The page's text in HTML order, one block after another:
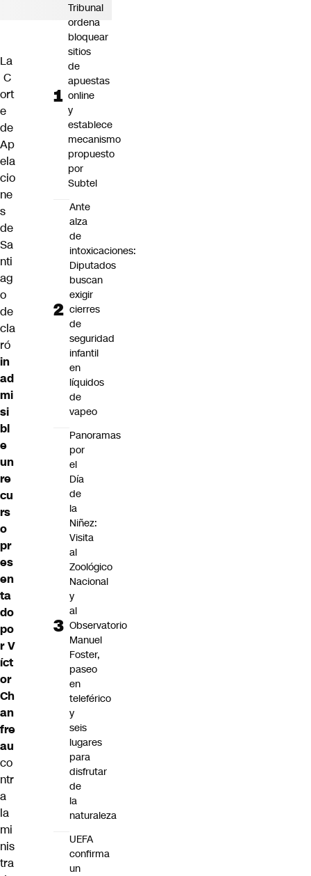
La
C
ort
e
de
Ap
ela
cio
ne
s
de
Sa
nti
ag
o
de
cla
ró
in
ad
mi
si
bl
e
un
re
cu
rs
o
pr
es
en
ta
do
po
r V
íct
or
Ch
an
fre
au
co
ntr
a
la
mi
nis
tra
Tribunal
ordena
bloquear
sitios
de
apuestas
online
y
establece
mecanismo
propuesto
por
Subtel
Ante
alza
de
intoxicaciones:
Diputados
buscan
exigir
cierres
de
seguridad
infantil
en
líquidos
de
vapeo
Panoramas
por
el
Día
de
la
Niñez:
Visita
al
Zoológico
Nacional
y
al
Observatorio
Manuel
Foster,
paseo
en
teleférico
y
seis
lugares
para
disfrutar
de
la
naturaleza
UEFA
confirma
un